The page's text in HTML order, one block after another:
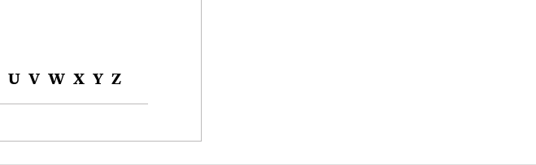
U V W X Y Z